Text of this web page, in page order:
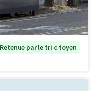
Retenue par le tri citoyen